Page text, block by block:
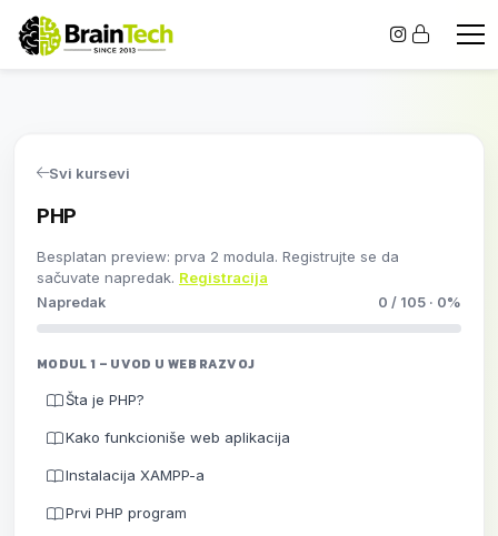
Svi kursevi
PHP
Besplatan preview: prva 2 modula. Registrujte se da
sačuvate napredak. Registracija
Napredak 0 / 105 · 0%
MODUL 1 – UVOD U WEB RAZVOJ
Šta je PHP?
Kako funkcioniše web aplikacija
Instalacija XAMPP-a
Prvi PHP program